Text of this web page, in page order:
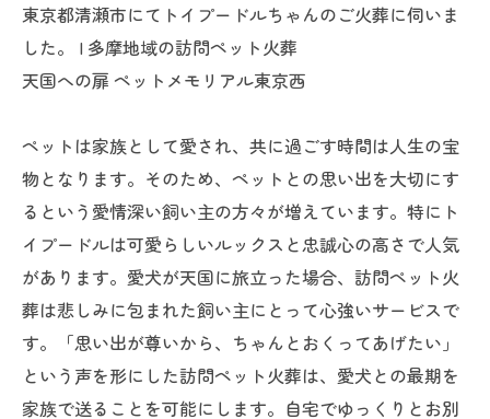
東京都清瀬市にてトイプードルちゃんのご火葬に伺いま
した。 | 多摩地域の訪問ペット火葬
天国への扉 ペットメモリアル東京西
ペットは家族として愛され、共に過ごす時間は人生の宝
物となります。そのため、ペットとの思い出を大切にす
るという愛情深い飼い主の方々が増えています。特にト
イプードルは可愛らしいルックスと忠誠心の高さで人気
があります。愛犬が天国に旅立った場合、訪問ペット火
葬は悲しみに包まれた飼い主にとって心強いサービスで
す。「思い出が尊いから、ちゃんとおくってあげたい」
という声を形にした訪問ペット火葬は、愛犬との最期を
家族で送ることを可能にします。自宅でゆっくりとお別